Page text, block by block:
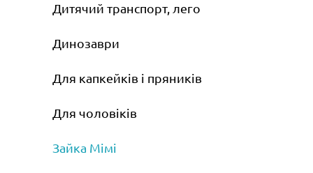
Дитячий транспорт, лего
Динозаври
Для капкейків і пряників
Для чоловіків
Зайка Мімі